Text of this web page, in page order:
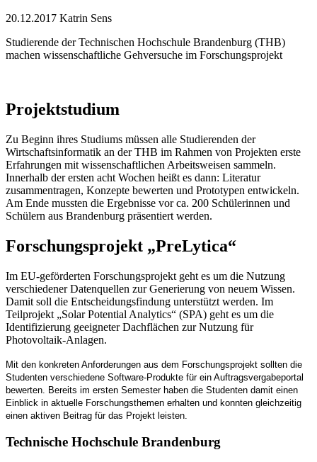
20.12.2017 Katrin Sens
Studierende der Technischen Hochschule Brandenburg (THB)
machen wissenschaftliche Gehversuche im Forschungsprojekt
Projektstudium
Zu Beginn ihres Studiums müssen alle Studierenden der
Wirtschaftsinformatik an der THB im Rahmen von Projekten erste
Erfahrungen mit wissenschaftlichen Arbeitsweisen sammeln.
Innerhalb der ersten acht Wochen heißt es dann: Literatur
zusammentragen, Konzepte bewerten und Prototypen entwickeln.
Am Ende mussten die Ergebnisse vor ca. 200 Schülerinnen und
Schülern aus Brandenburg präsentiert werden.
Forschungsprojekt „PreLytica“
Im EU-geförderten Forschungsprojekt geht es um die Nutzung
verschiedener Datenquellen zur Generierung von neuem Wissen.
Damit soll die Entscheidungsfindung unterstützt werden. Im
Teilprojekt „Solar Potential Analytics“ (SPA) geht es um die
Identifizierung geeigneter Dachflächen zur Nutzung für
Photovoltaik-Anlagen.
Mit den konkreten Anforderungen aus dem Forschungsprojekt sollten die
Studenten verschiedene Software-Produkte für ein Auftragsvergabeportal
bewerten. Bereits im ersten Semester haben die Studenten damit einen
Einblick in aktuelle Forschungsthemen erhalten und konnten gleichzeitig
einen aktiven Beitrag für das Projekt leisten.
Technische Hochschule Brandenburg